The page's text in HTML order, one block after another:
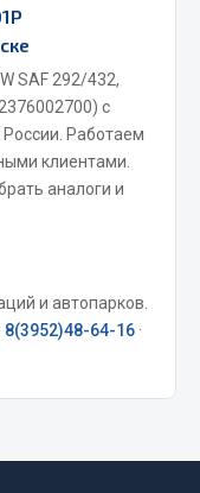
SAF 292/432,
с
России. Работаем
клиентами.
аналоги и
и автопарков.
8(3952)48-64-16 ·